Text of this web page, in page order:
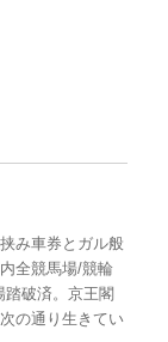
み車券とガル般
全競馬場/競輪
踏破済。京王閣
の通り生きてい